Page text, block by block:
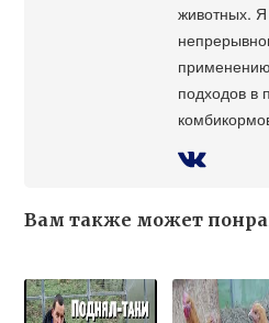
животных.
подходов в
Вам также может